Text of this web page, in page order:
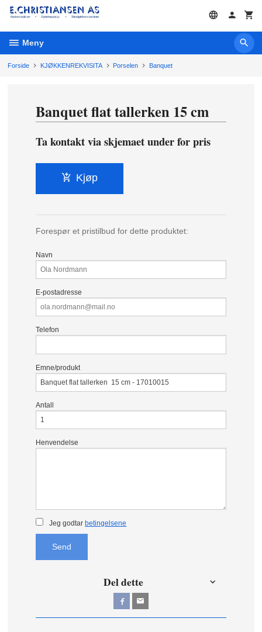
Gå
innholdet
Meny
Forside KJØKKENREKVISITA Porselen Banquet
Banquet flat tallerken 15 cm
Ta kontakt via skjemaet under for pris
Kjøp
Forespør et pristilbud for dette produktet:
Navn
E-postadresse
Telefon
Emne/produkt
Antall
Henvendelse
Jeg godtar betingelsene
Send
Del dette